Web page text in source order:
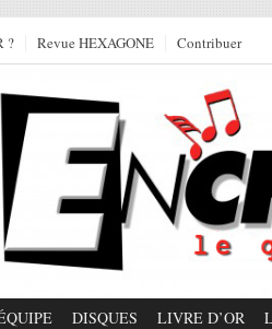
? Revue HEXAGONE Contribuer
DISQUES LIVRE D’OR